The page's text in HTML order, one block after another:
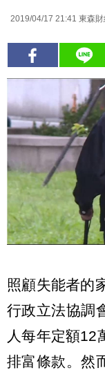
2019/04/17 21:41 東森
照顧失能者的
行政立法協調
人每年定額12
排富條款。然